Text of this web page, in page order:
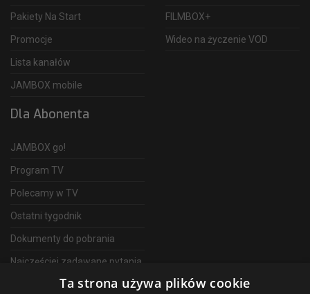
Pakiety Na Start
Promocje
Lista kanałów
JAMBOX mobile
FILMBOX+
Wideo na życzenie VOD
Dla Abonenta
JAMBOX go!
Program TV
Polecamy w TV
Ostatni tygodnik
Dokumenty do pobrania
Najczęściej zadawane pytania
Ta strona używa plików cookie